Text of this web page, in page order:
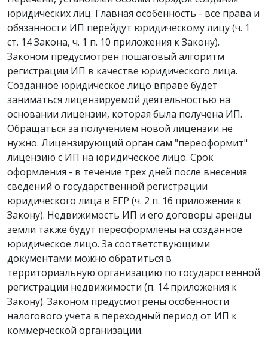
юридических лиц. Главная особенность - все права и
обязанности ИП перейдут юридическому лицу (ч. 1
ст. 14 Закона, ч. 1 п. 10 приложения к Закону).
Законом предусмотрен пошаговый алгоритм
регистрации ИП в качестве юридического лица.
Созданное юридическое лицо вправе будет
заниматься лицензируемой деятельностью на
основании лицензии, которая была получена ИП.
Обращаться за получением новой лицензии не
нужно. Лицензирующий орган сам "переоформит"
лицензию с ИП на юридическое лицо. Срок
оформления - в течение трех дней после внесения
сведений о государственной регистрации
юридического лица в ЕГР (ч. 2 п. 16 приложения к
Закону). Недвижимость ИП и его договоры аренды
земли также будут переоформлены на созданное
юридическое лицо. За соответствующими
документами можно обратиться в
территориальную организацию по государственной
регистрации недвижимости (п. 14 приложения к
Закону). Законом предусмотрены особенности
налогового учета в переходный период от ИП к
коммерческой организации.